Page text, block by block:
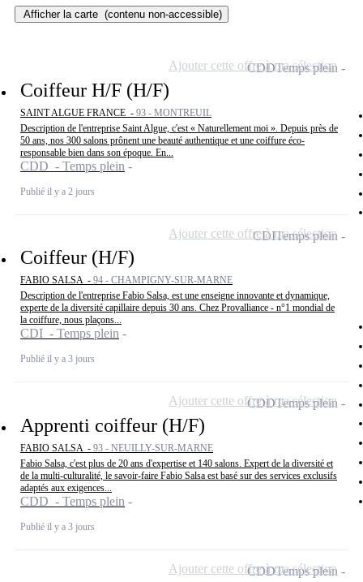
Afficher la carte (contenu non-accessible)
Coiffeur H/F (H/F)
SAINT ALGUE FRANCE - 93 - MONTREUIL
Description de l'entreprise Saint Algue, c'est « Naturellement moi ». Depuis près de
50 ans, nos 300 salons prônent une beauté authentique et une coiffure éco-
responsable bien dans son époque. En...
CDD - Temps plein
Publié il y a 2 jours
CDDTemps plein
Ajouter cette offre à ma sélection
Coiffeur (H/F)
FABIO SALSA - 94 - CHAMPIGNY-SUR-MARNE
Description de l'entreprise Fabio Salsa, est une enseigne innovante et dynamique,
experte de la diversité capillaire depuis 30 ans. Chez Provalliance - n°1 mondial de
la coiffure, nous plaçons...
CDI - Temps plein
Publié il y a 3 jours
CDITemps plein
Ajouter cette offre à ma sélection
Apprenti coiffeur (H/F)
FABIO SALSA - 93 - NEUILLY-SUR-MARNE
Fabio Salsa, c'est plus de 20 ans d'expertise et 140 salons. Expert de la diversité et
de la multi-culturalité, le savoir-faire Fabio Salsa est basé sur des services exclusifs
adaptés aux exigences...
CDD - Temps plein
Publié il y a 3 jours
CDDTemps plein
Ajouter cette offre à ma sélection
CDDTemps plein
Ajouter cette offre à ma sélection